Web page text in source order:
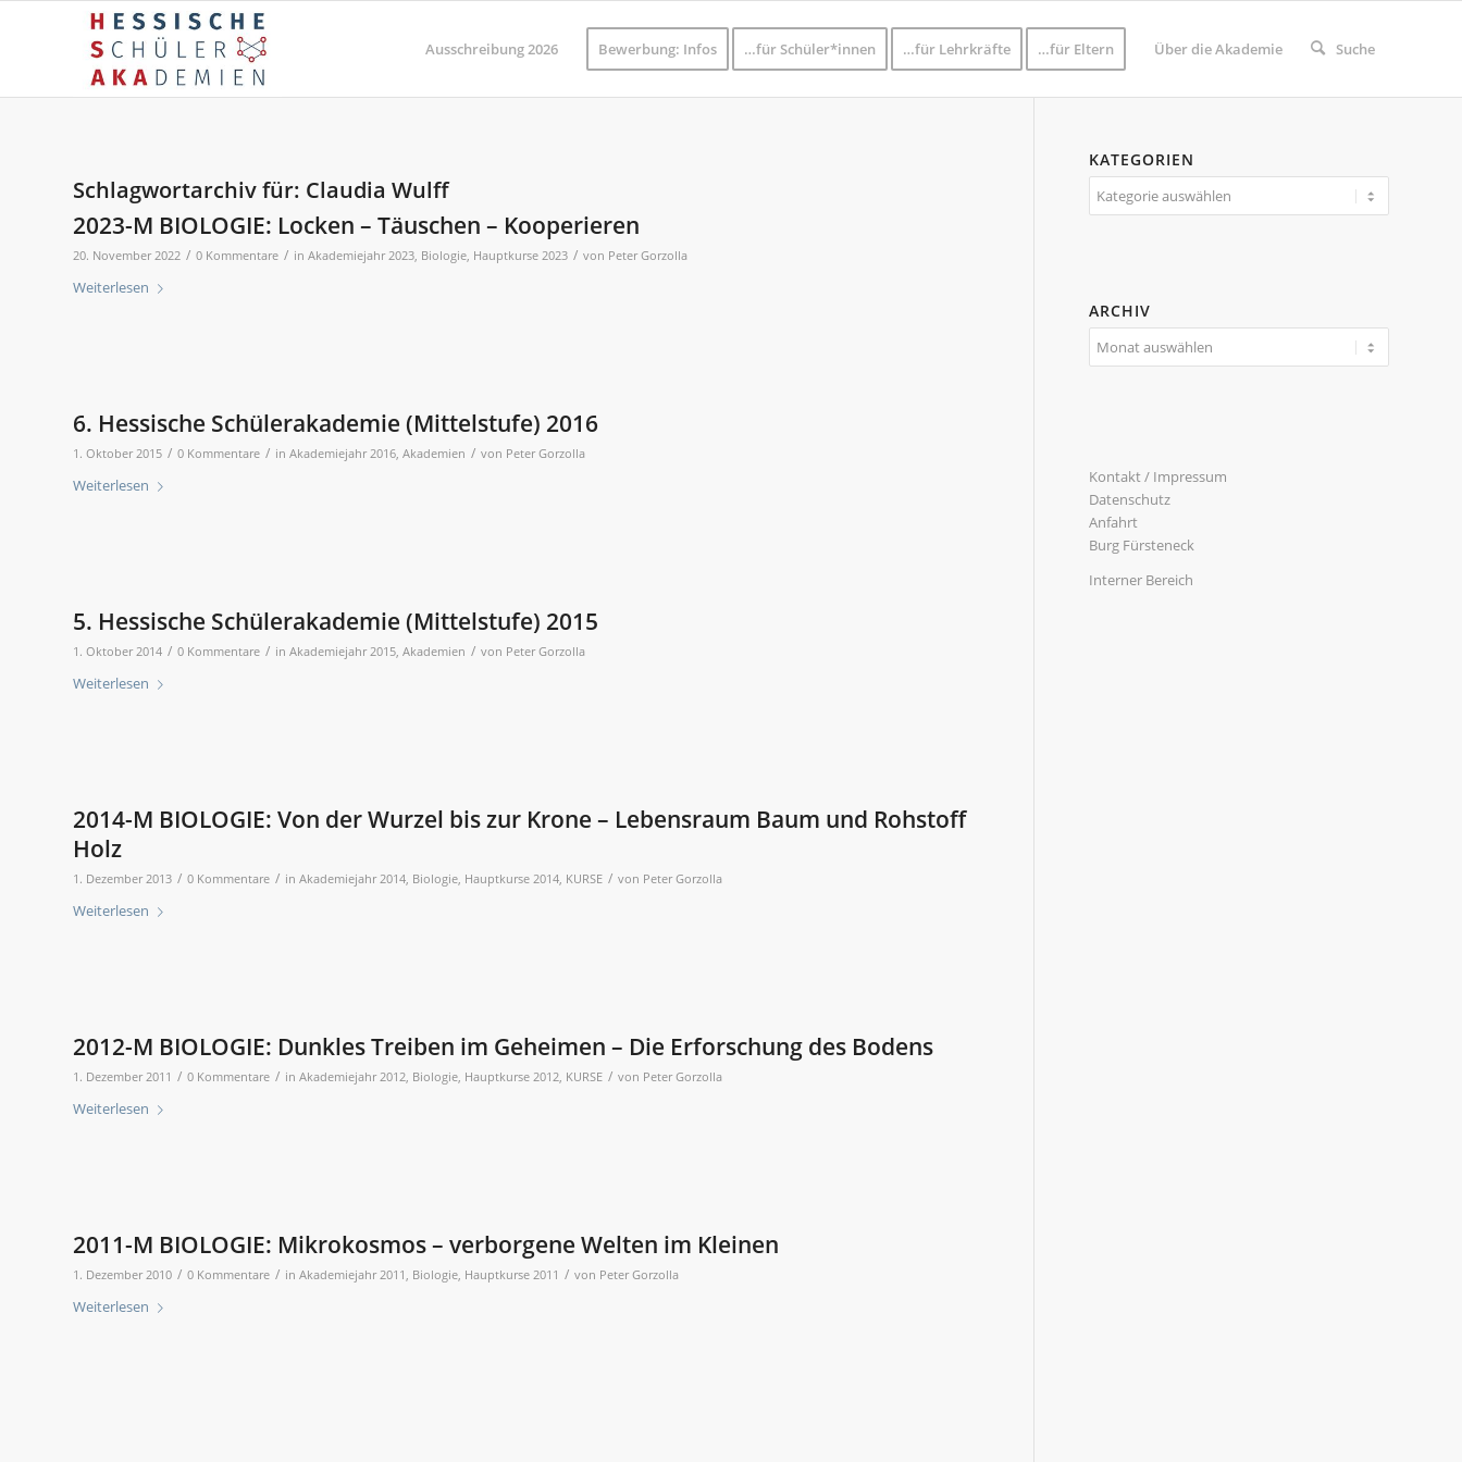
Ausschreibung 2026 Bewerbung: Infos …für Schüler*innen …für Lehrkräfte …für Eltern Über die Akademie Suche
Schlagwortarchiv für: Claudia Wulff
2023-M BIOLOGIE: Locken – Täuschen – Kooperieren
20. November 2022 / 0 Kommentare / in Akademiejahr 2023, Biologie, Hauptkurse 2023 / von Peter Gorzolla
Weiterlesen
6. Hessische Schülerakademie (Mittelstufe) 2016
1. Oktober 2015 / 0 Kommentare / in Akademiejahr 2016, Akademien / von Peter Gorzolla
Weiterlesen
5. Hessische Schülerakademie (Mittelstufe) 2015
1. Oktober 2014 / 0 Kommentare / in Akademiejahr 2015, Akademien / von Peter Gorzolla
Weiterlesen
2014-M BIOLOGIE: Von der Wurzel bis zur Krone – Lebensraum Baum und Rohstoff
Holz
1. Dezember 2013 / 0 Kommentare / in Akademiejahr 2014, Biologie, Hauptkurse 2014, KURSE / von Peter Gorzolla
Weiterlesen
2012-M BIOLOGIE: Dunkles Treiben im Geheimen – Die Erforschung des Bodens
1. Dezember 2011 / 0 Kommentare / in Akademiejahr 2012, Biologie, Hauptkurse 2012, KURSE / von Peter Gorzolla
Weiterlesen
2011-M BIOLOGIE: Mikrokosmos – verborgene Welten im Kleinen
1. Dezember 2010 / 0 Kommentare / in Akademiejahr 2011 , Biologie, Hauptkurse 2011 / von Peter Gorzolla
Weiterlesen
KATEGORIEN
Kategorien
ARCHIV
Kontakt / Impressum
Datenschutz
Anfahrt
Burg Fürsteneck
Interner Bereich